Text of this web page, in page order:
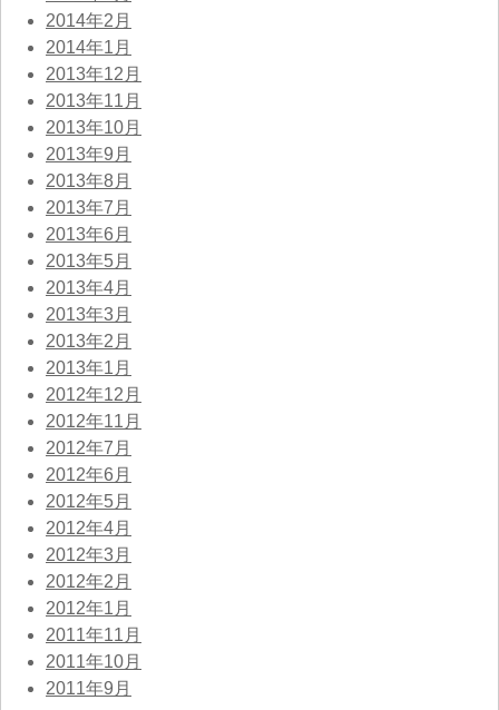
2014年2月
2014年1月
2013年12月
2013年11月
2013年10月
2013年9月
2013年8月
2013年7月
2013年6月
2013年5月
2013年4月
2013年3月
2013年2月
2013年1月
2012年12月
2012年11月
2012年7月
2012年6月
2012年5月
2012年4月
2012年3月
2012年2月
2012年1月
2011年11月
2011年10月
2011年9月